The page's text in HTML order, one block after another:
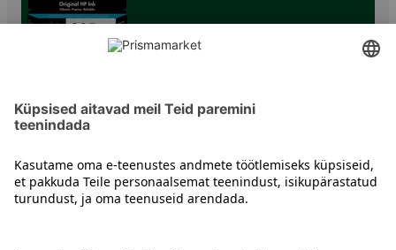
Printeritindid